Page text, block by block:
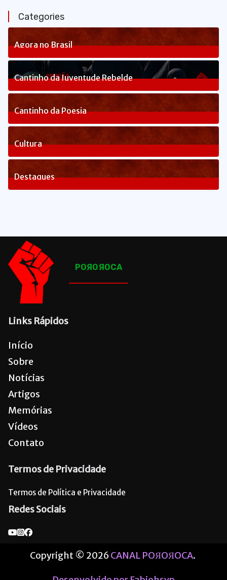
Categories
Agora no Brasil
236Posts
Cantinho da Juventude Rebelde
3Posts
Cantinho da Poesia
1Posts
Cultura
82Posts
Destaques
POЯOЯOCA
Links Rápidos
Início
Sobre
Notícias
Artigos
Memórias
Vídeos
Contato
Termos de Privacidade
Termos de Política e Privacidade
Redes Sociais
Copyright © 2026 CANAL POЯOЯOCA.